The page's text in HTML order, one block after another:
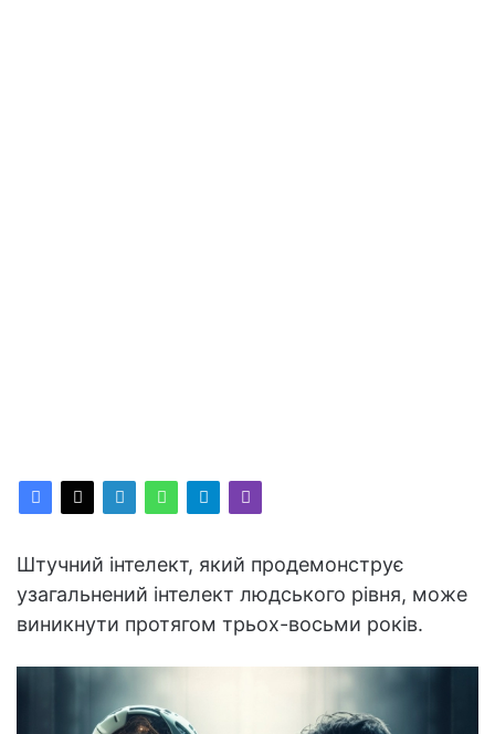
Штучний інтелект, який продемонструє
узагальнений інтелект людського рівня, може
виникнути протягом трьох-восьми років.